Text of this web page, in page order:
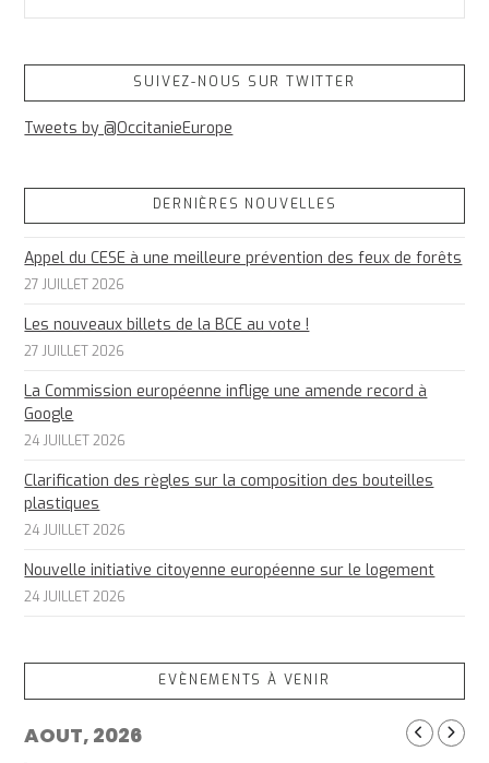
SUIVEZ-NOUS SUR TWITTER
Tweets by @OccitanieEurope
DERNIÈRES NOUVELLES
Appel du CESE à une meilleure prévention des feux de forêts
27 JUILLET 2026
Les nouveaux billets de la BCE au vote !
27 JUILLET 2026
La Commission européenne inflige une amende record à
Google
24 JUILLET 2026
Clarification des règles sur la composition des bouteilles
plastiques
24 JUILLET 2026
Nouvelle initiative citoyenne européenne sur le logement
24 JUILLET 2026
EVÈNEMENTS À VENIR
AOUT, 2026